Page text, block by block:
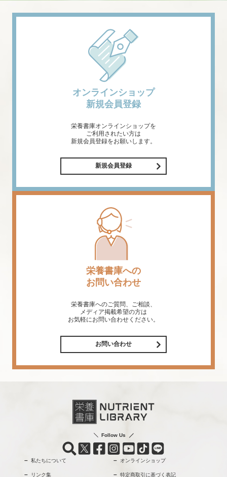
オンラインショップ
新規会員登録
栄養書庫オンラインショップを
ご利用されたい方は
新規会員登録をお願いします。
新規会員登録
栄養書庫への
お問い合わせ
栄養書庫へのご質問、ご相談、
メディア掲載希望の方は
お気軽にお問い合わせください。
お問い合わせ
Follow Us
私たちについて オンラインショップ
リンク集 特定商取引に基づく表記